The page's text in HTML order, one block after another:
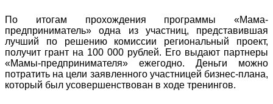
По итогам прохождения программы «Мама-
предприниматель» одна из участниц, представившая
лучший по решению комиссии региональный проект,
получит грант на 100 000 рублей. Его выдают партнеры
«Мамы-предпринимателя» ежегодно. Деньги можно
потратить на цели заявленного участницей бизнес-плана,
который был усовершенствован в ходе тренингов.